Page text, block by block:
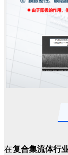
在复合集流体行